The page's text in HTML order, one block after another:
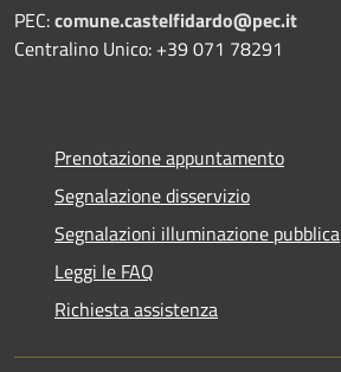
PEC:comune.castelfidardo@pec.it
Centralino Unico: +39 071 78291
Prenotazione appuntamento
Segnalazione disservizio
Segnalazioni illuminazione pubblica
Leggi le FAQ
Richiesta assistenza